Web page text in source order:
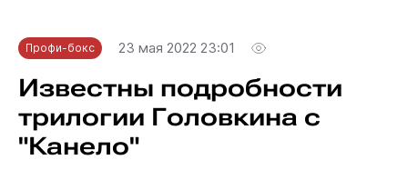
Профи-бокс 23 мая 2022 23:01
Известны подробности
трилогии Головкина с
"Канело"